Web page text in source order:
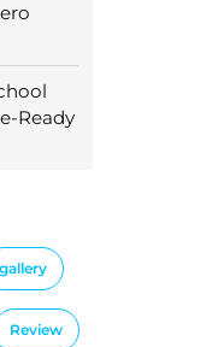
Ready
gallery
Review